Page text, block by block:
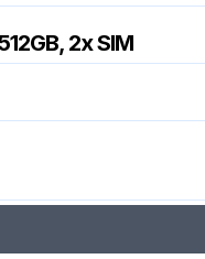
2x SIM